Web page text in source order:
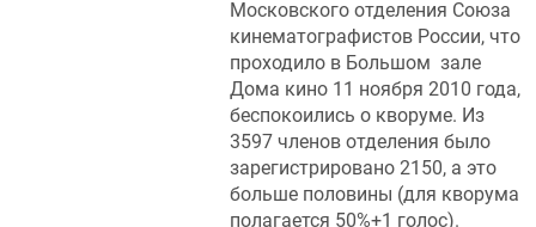
Московского отделения Союза
кинематографистов России, что
проходило в Большом зале
Дома кино 11 ноября 2010 года,
беспокоились о кворуме. Из
3597 членов отделения было
зарегистрировано 2150, а это
больше половины (для кворума
полагается 50%+1 голос).